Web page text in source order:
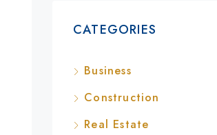
CATEGORIES
Business
Construction
Real Estate